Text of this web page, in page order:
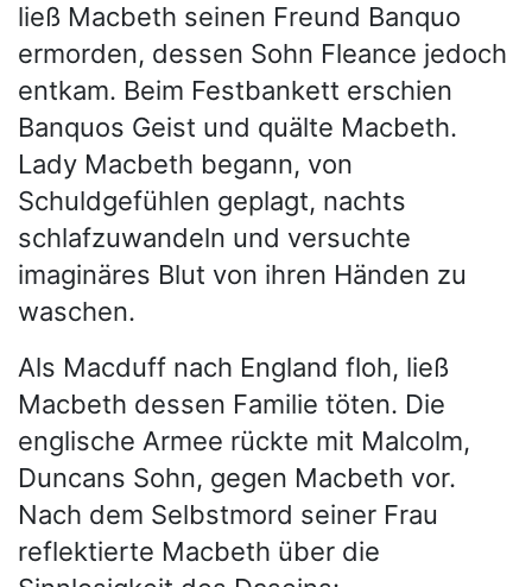
ließ Macbeth seinen Freund Banquo
ermorden, dessen Sohn Fleance jedoch
entkam. Beim Festbankett erschien
Banquos Geist und quälte Macbeth.
Lady Macbeth begann, von
Schuldgefühlen geplagt, nachts
schlafzuwandeln und versuchte
imaginäres Blut von ihren Händen zu
waschen.
Als Macduff nach England floh, ließ
Macbeth dessen Familie töten. Die
englische Armee rückte mit Malcolm,
Duncans Sohn, gegen Macbeth vor.
Nach dem Selbstmord seiner Frau
reflektierte Macbeth über die